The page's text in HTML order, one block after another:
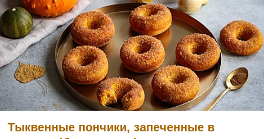
Тыквенные пончики, запеченные в